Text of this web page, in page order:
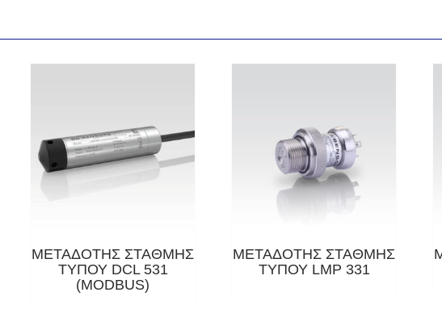
ΜΕΤΑΔΟΤΗΣ ΣΤΑΘΜΗΣ
ΤΥΠΟΥ DCL 531
(MODBUS)
ΜΕΤΑΔΟΤΗΣ ΣΤΑΘΜΗΣ
ΤΥΠΟΥ LMP 331